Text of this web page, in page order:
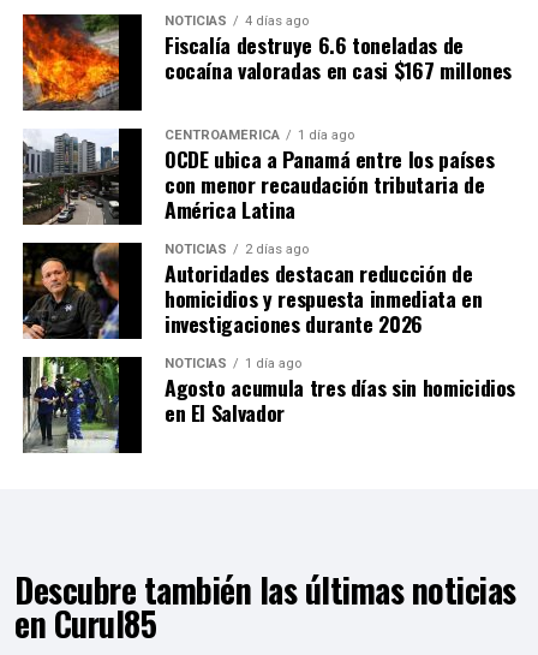
NOTICIAS 4 días ago
Fiscalía destruye 6.6 toneladas de
cocaína valoradas en casi $167 millones
CENTROAMÉRICA 1 día ago
OCDE ubica a Panamá entre los países
con menor recaudación tributaria de
América Latina
NOTICIAS 2 días ago
Autoridades destacan reducción de
homicidios y respuesta inmediata en
investigaciones durante 2026
NOTICIAS 1 día ago
Agosto acumula tres días sin homicidios
en El Salvador
Descubre también las últimas noticias
en Curul85